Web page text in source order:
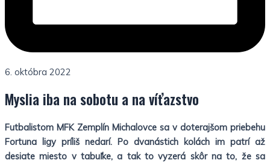
6. októbra 2022
Myslia iba na sobotu a na víťazstvo
Futbalistom MFK Zemplín Michalovce sa v doterajšom priebehu
Fortuna ligy príliš nedarí. Po dvanástich kolách im patrí až
desiate miesto v tabuľke, a tak to vyzerá skôr na to, že sa